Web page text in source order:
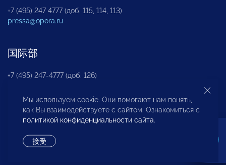
+7 (495) 247 4777 (доб. 115, 114, 113)
pressa@opora.ru
国际部
+7 (495) 247-4777 (доб. 126)
商投权益保护部
Мы используем cookie. Они помогают нам понять,
как Вы взаимодействуете с сайтом. Ознакомиться с
политикой конфиденциальности сайта.
接受